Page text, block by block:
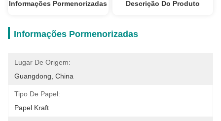
Informações Pormenorizadas Descrição Do Produto
Informações Pormenorizadas
Lugar De Origem:
Guangdong, China
Tipo De Papel:
Papel Kraft